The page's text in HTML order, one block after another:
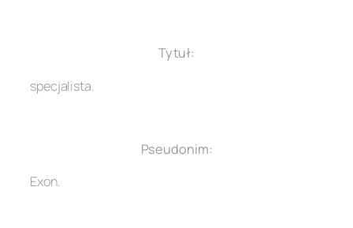
Tytuł:
specjalista.
Pseudonim:
Exon.